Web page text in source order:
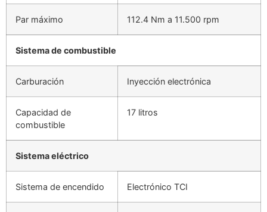
Par máximo 112.4 Nm a 11.500 rpm
Sistema de combustible
Carburación Inyección electrónica
Capacidad de
combustible
17 litros
Sistema eléctrico
Sistema de encendido Electrónico TCI